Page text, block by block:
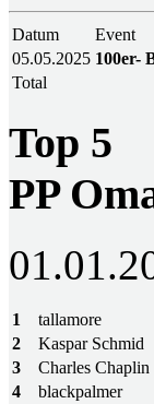
Datum Event
05.05.2025 100er-
Total
Top 5
PP
1
tallamore
2
Kaspar Schmid
3
Charles Chaplin
4
blackpalmer